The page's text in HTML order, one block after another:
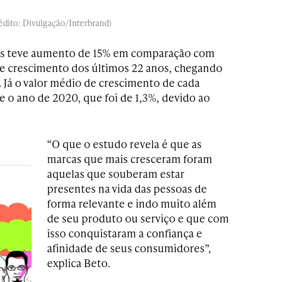
Divulgação/Interbrand)
teve aumento de 15% em comparação com
crescimento dos últimos 22 anos, chegando
o valor médio de crescimento de cada
o ano de 2020, que foi de 1,3%, devido ao
“O que o estudo revela é que as
marcas que mais cresceram foram
aquelas que souberam estar
presentes na vida das pessoas de
forma relevante e indo muito além
de seu produto ou serviço e que com
isso conquistaram a confiança e
afinidade de seus consumidores”,
explica Beto.